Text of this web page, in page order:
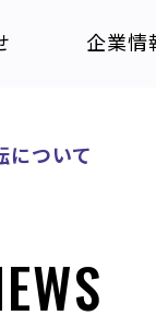
企業情
について